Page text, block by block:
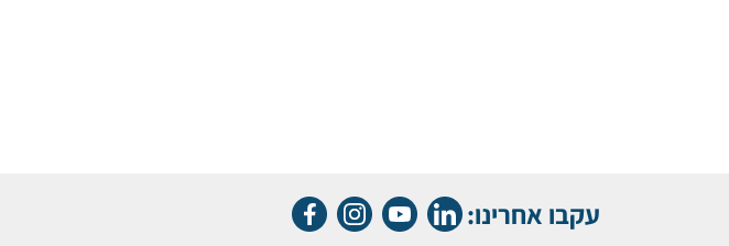
עקבו אחרינו: